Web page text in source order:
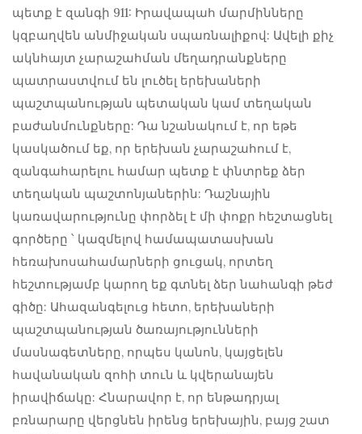
պետք է զանգի 911: Իրավապահ մարմինները
կզբաղվեն անմիջական սպառնալիքով: Ավելի քիչ
ակնհայտ չարաշահման մեղադրանքները
պատրաստվում են լուծել երեխաների
պաշտպանության պետական ​​կամ տեղական
բաժանմունքները: Դա նշանակում է, որ եթե
կասկածում եք, որ երեխան չարաշահում է,
զանգահարելու համար պետք է փնտրեք ձեր
տեղական պաշտոնյաներին: Դաշնային
կառավարությունը փորձել է մի փոքր հեշտացնել
գործերը ՝ կազմելով համապատասխան
հեռախոսահամարների ցուցակ, որտեղ
հեշտությամբ կարող եք գտնել ձեր նահանգի թեժ
գիծը: Ահազանգելուց հետո, երեխաների
պաշտպանության ծառայությունների
մասնագետները, որպես կանոն, կայցելեն
հավանական զոհի տուն և կվերանայեն
իրավիճակը: Հնարավոր է, որ ենթադրյալ
բռնարարը վերցնեն իրենց երեխային, բայց շատ